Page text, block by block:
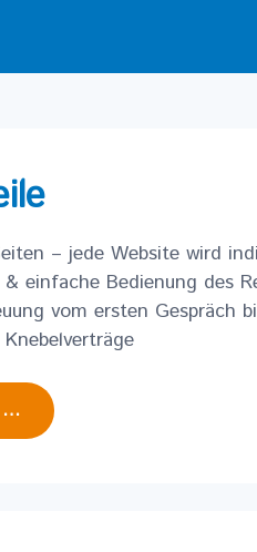
– jede Website wird
einfache Bedienung des
vom ersten Gespräch
…